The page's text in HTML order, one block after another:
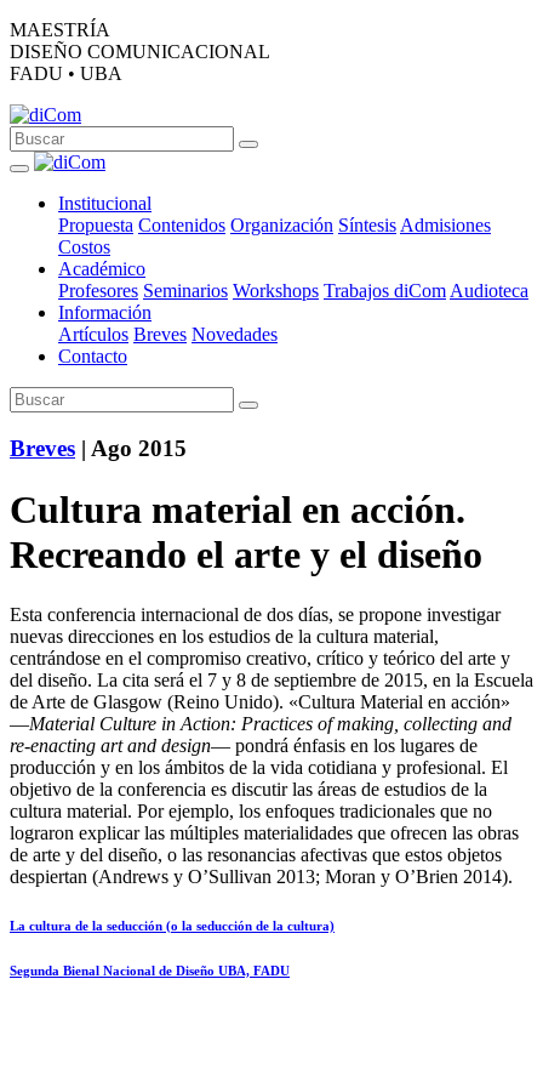
MAESTRÍA
DISEÑO COMUNICACIONAL
FADU • UBA
Institucional
Propuesta Contenidos Organización Síntesis Admisiones
Costos
Académico
Profesores Seminarios Workshops Trabajos diCom Audioteca
Información
Artículos Breves Novedades
Contacto
Breves | Ago 2015
Cultura material en acción.
Recreando el arte y el diseño
Esta conferencia internacional de dos días, se propone investigar
nuevas direcciones en los estudios de la cultura material,
centrándose en el compromiso creativo, crítico y teórico del arte y
del diseño. La cita será el 7 y 8 de septiembre de 2015, en la Escuela
de Arte de Glasgow (Reino Unido). «Cultura Material en acción»
—Material Culture in Action: Practices of making, collecting and
re-enacting art and design— pondrá énfasis en los lugares de
producción y en los ámbitos de la vida cotidiana y profesional. El
objetivo de la conferencia es discutir las áreas de estudios de la
cultura material. Por ejemplo, los enfoques tradicionales que no
lograron explicar las múltiples materialidades que ofrecen las obras
de arte y del diseño, o las resonancias afectivas que estos objetos
despiertan (Andrews y O’Sullivan 2013; Moran y O’Brien 2014).
La cultura de la seducción (o la seducción de la cultura)
Segunda Bienal Nacional de Diseño UBA, FADU